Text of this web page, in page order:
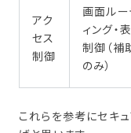
アク
セス
制御
画面ルー
ィング・
制御（補
のみ）
これらを参考にセキ